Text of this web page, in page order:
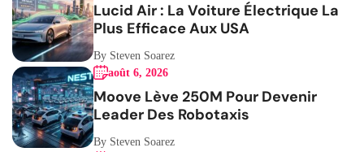
Lucid Air : La Voiture Électrique La
Plus Efficace Aux USA
By Steven Soarez
août 6, 2026
Moove Lève 250M Pour Devenir
Leader Des Robotaxis
By Steven Soarez